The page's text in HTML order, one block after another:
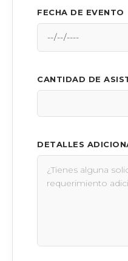
FECHA DE EVENTO
CANTIDAD DE
DETALLES